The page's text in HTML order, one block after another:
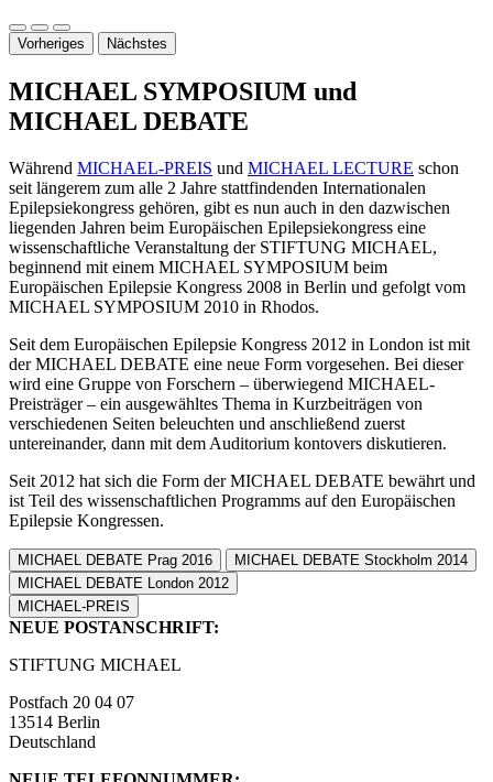
Vorheriges Nächstes
MICHAEL SYMPOSIUM und
MICHAEL DEBATE
Während MICHAEL-PREIS und MICHAEL LECTURE schon
seit längerem zum alle 2 Jahre stattfindenden Internationalen
Epilepsiekongress gehören, gibt es nun auch in den dazwischen
liegenden Jahren beim Europäischen Epilepsiekongress eine
wissenschaftliche Veranstaltung der STIFTUNG MICHAEL,
beginnend mit einem MICHAEL SYMPOSIUM beim
Europäischen Epilepsie Kongress 2008 in Berlin und gefolgt vom
MICHAEL SYMPOSIUM 2010 in Rhodos.
Seit dem Europäischen Epilepsie Kongress 2012 in London ist mit
der MICHAEL DEBATE eine neue Form vorgesehen. Bei dieser
wird eine Gruppe von Forschern – überwiegend MICHAEL-
Preisträger – ein ausgewähltes Thema in Kurzbeiträgen von
verschiedenen Seiten beleuchten und anschließend zuerst
untereinander, dann mit dem Auditorium kontovers diskutieren.
Seit 2012 hat sich die Form der MICHAEL DEBATE bewährt und
ist Teil des wissenschaftlichen Programms auf den Europäischen
Epilepsie Kongressen.
MICHAEL DEBATE Prag 2016
MICHAEL DEBATE Stockholm 2014
MICHAEL DEBATE London 2012
MICHAEL-PREIS
NEUE POSTANSCHRIFT:
STIFTUNG MICHAEL
Postfach 20 04 07
13514 Berlin
Deutschland